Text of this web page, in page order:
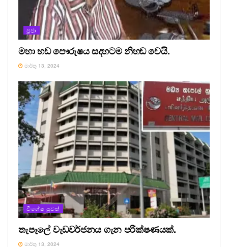
ප්‍රජා
මහා හඩ පෞරුෂය සදහටම නිහඬ වෙයි.
මාර්තු 13, 2024
විශේෂ පුවත්
තැපෑලේ වැඩවර්ජනය ගැන පරීක්ෂණයක්.
මාර්තු 13, 2024